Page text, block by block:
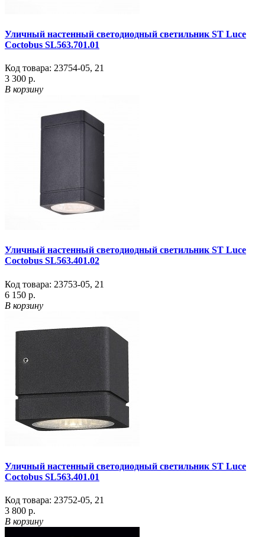
Уличный настенный светодиодный светильник ST Luce
Coctobus SL563.701.01
Код товара: 23754-05, 21
3 300 р.
В корзину
Уличный настенный светодиодный светильник ST Luce
Coctobus SL563.401.02
Код товара: 23753-05, 21
6 150 р.
В корзину
Уличный настенный светодиодный светильник ST Luce
Coctobus SL563.401.01
Код товара: 23752-05, 21
3 800 р.
В корзину